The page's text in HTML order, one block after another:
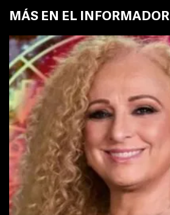
MÁS EN EL INFORMADOR